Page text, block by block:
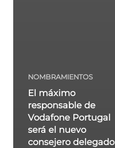
NOMBRAMIENTOS
El máximo
responsable de
Vodafone Portugal
será el nuevo
consejero delegado